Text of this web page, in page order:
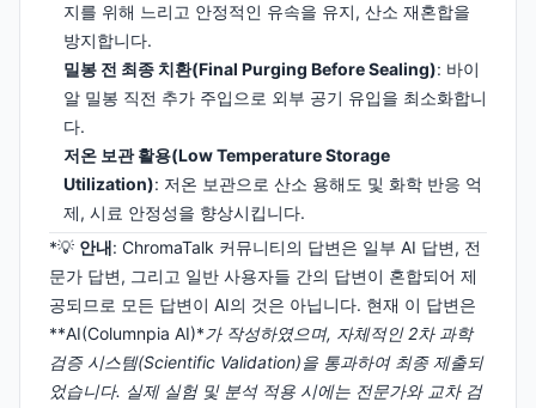
지를 위해 느리고 안정적인 유속을 유지, 산소 재혼합을
방지합니다.
밀봉 전 최종 치환(Final Purging Before Sealing): 바이
알 밀봉 직전 추가 주입으로 외부 공기 유입을 최소화합니
다.
저온 보관 활용(Low Temperature Storage
Utilization): 저온 보관으로 산소 용해도 및 화학 반응 억
제, 시료 안정성을 향상시킵니다.
*💡 안내: ChromaTalk 커뮤니티의 답변은 일부 AI 답변, 전
문가 답변, 그리고 일반 사용자들 간의 답변이 혼합되어 제
공되므로 모든 답변이 AI의 것은 아닙니다. 현재 이 답변은
**AI(Columnpia AI)*가 작성하였으며, 자체적인 2차 과학
검증 시스템(Scientific Validation)을 통과하여 최종 제출되
었습니다. 실제 실험 및 분석 적용 시에는 전문가와 교차 검